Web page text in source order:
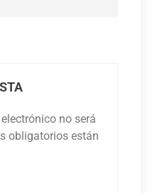
no será
obligatorios están